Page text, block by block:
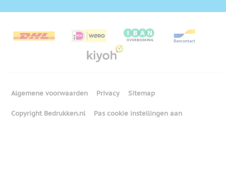
Algemene voorwaarden Privacy Sitemap
Copyright Bedrukken.nl Pas cookie instellingen aan